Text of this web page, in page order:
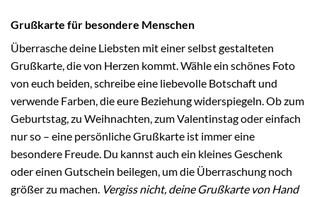
Grußkarte für besondere Menschen
Überrasche deine Liebsten mit einer selbst gestalteten
Grußkarte, die von Herzen kommt. Wähle ein schönes Foto
von euch beiden, schreibe eine liebevolle Botschaft und
verwende Farben, die eure Beziehung widerspiegeln. Ob zum
Geburtstag, zu Weihnachten, zum Valentinstag oder einfach
nur so – eine persönliche Grußkarte ist immer eine
besondere Freude. Du kannst auch ein kleines Geschenk
oder einen Gutschein beilegen, um die Überraschung noch
größer zu machen. Vergiss nicht, deine Grußkarte von Hand